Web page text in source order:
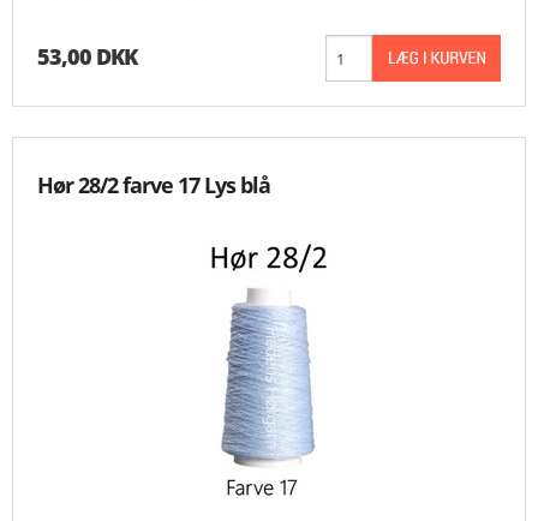
53,00 DKK
Hør 28/2 farve 17 Lys blå